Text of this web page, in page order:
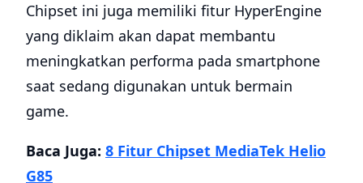
Chipset ini juga memiliki fitur HyperEngine
yang diklaim akan dapat membantu
meningkatkan performa pada smartphone
saat sedang digunakan untuk bermain
game.
Baca Juga: 8 Fitur Chipset MediaTek Helio
G85